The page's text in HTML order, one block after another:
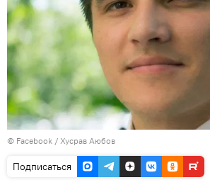
© Facebook / Хусрав Аюбов
Подписаться